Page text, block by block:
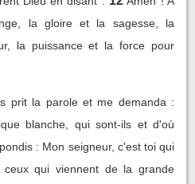
la gloire et la sagesse, la
la puissance et la force pour
prit la parole et me demanda :
blanche, qui sont-ils et d'où
: Mon seigneur, c'est toi qui
qui viennent de la grande